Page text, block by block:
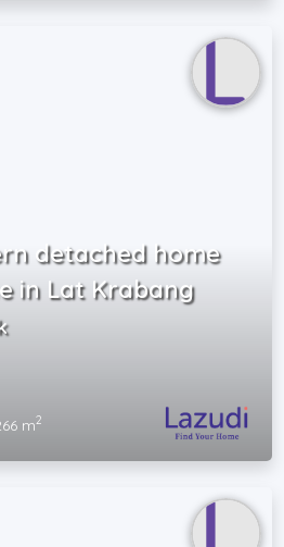
detached home
in Lat Krabang
m2